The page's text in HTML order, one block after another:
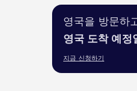
영국을 방문하
영국 도착 예정
지금 신청하기